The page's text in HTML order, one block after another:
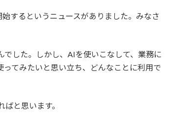
するというニュースがありました。みなさ
した。しかし、AIを使いこなして、業務に
てみたいと思い立ち、どんなことに利用で
と思います。